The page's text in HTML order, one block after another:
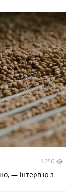
1256
— інтерв'ю з